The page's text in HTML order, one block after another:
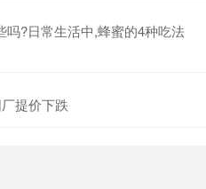
?日常生活中,蜂蜜的4种吃法
提价下跌